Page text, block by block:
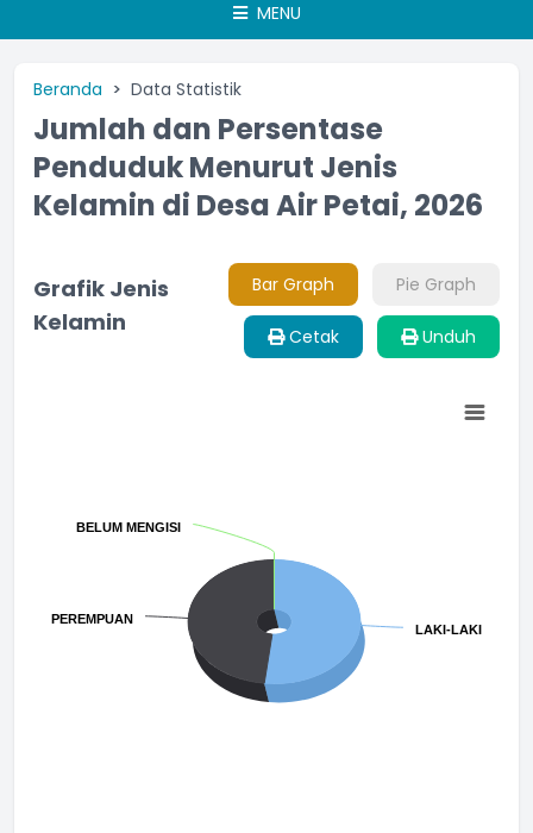
MENU
Beranda Data Statistik
Jumlah dan Persentase
Penduduk Menurut Jenis
Kelamin di Desa Air Petai, 2026
Grafik Jenis
Kelamin
Bar Graph Pie Graph
Cetak Unduh
LAKI-LAKI
LAKI-LAKI
PEREMPUAN
PEREMPUAN
BELUM MENGISI
BELUM MENGISI